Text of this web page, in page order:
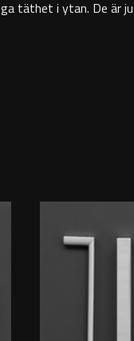
täthet i ytan. De är